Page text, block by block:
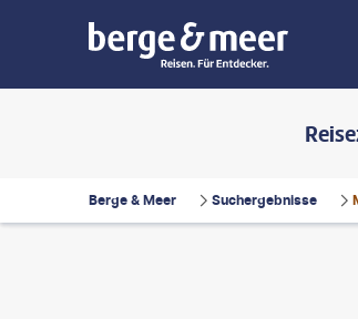
Berge & Meer Suchergebnisse